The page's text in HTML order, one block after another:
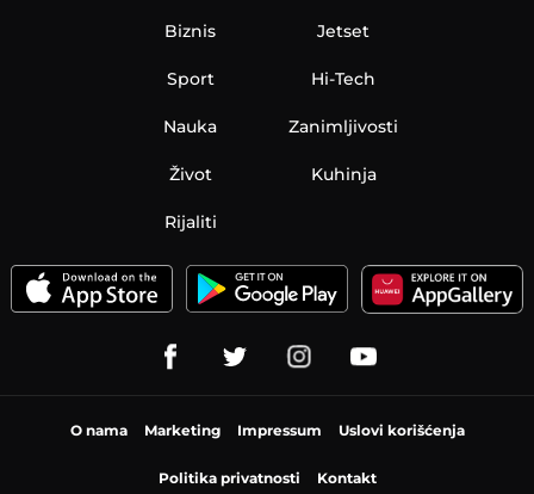
Biznis
Sport
Nauka
Jetset
Hi-Tech
Zanimljivosti
Život Kuhinja
Rijaliti
O nama Marketing Impressum Uslovi korišćenja
Politika privatnosti Kontakt